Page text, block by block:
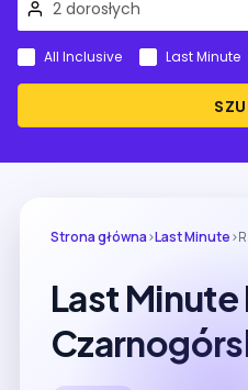
All Inclusive Last Minute
Strona główna›Last Minute›
Last Minute